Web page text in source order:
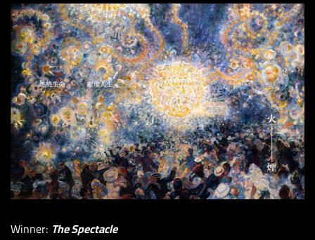
Winner: The Spectacle